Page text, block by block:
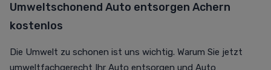
Umweltschonend Auto entsorgen Achern
kostenlos
Die Umwelt zu schonen ist uns wichtig. Warum Sie jetzt
umweltfachgerecht Ihr Auto entsorgen und Auto